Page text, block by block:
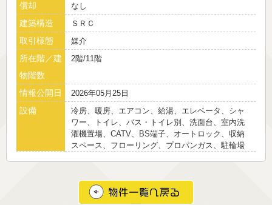
償却 なし
建築構造 ＳＲＣ
取引様態 媒介
所在階／建
物階数
2階/11階
情報公開日 2026年05月25日
設備
冷房、暖房、エアコン、給湯、エレベータ、シャ
ワー、トイレ、バス・トイレ別、洗面台、室内洗
濯機置場、CATV、BS端子、オートロック、収納
スペース、フローリング、プロパンガス、駐輪場